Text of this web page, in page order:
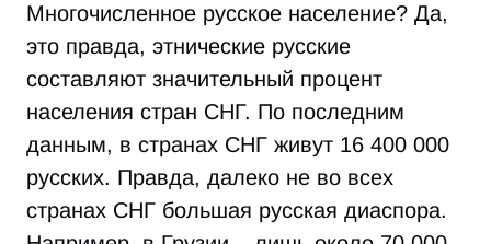
Многочисленное русское население? Да,
это правда, этнические русские
составляют значительный процент
населения стран СНГ. По последним
данным, в странах СНГ живут 16 400 000
русских. Правда, далеко не во всех
странах СНГ большая русская диаспора.